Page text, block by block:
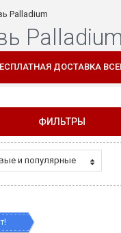
Palladium
Palladium
ДОСТАВКА
ФИЛЬТРЫ
и популярные